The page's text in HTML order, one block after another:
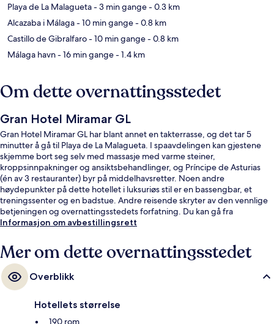
Playa de La Malagueta- 3 min gange- 0.3 km
Alcazaba i Málaga- 10 min gange- 0.8 km
Castillo de Gibralfaro- 10 min gange- 0.8 km
Málaga havn- 16 min gange- 1.4 km
Om dette overnattingsstedet
Gran Hotel Miramar GL
Gran Hotel Miramar GL har blant annet en takterrasse, og det tar 5
minutter å gå til Playa de La Malagueta. I spaavdelingen kan gjestene
skjemme bort seg selv med massasje med varme steiner,
kroppsinnpakninger og ansiktsbehandlinger, og Príncipe de Asturias
(én av 3 restauranter) byr på middelhavsretter. Noen andre
høydepunkter på dette hotellet i luksuriøs stil er en bassengbar, et
treningssenter og en badstue. Andre reisende skryter av den vennlige
betjeningen og overnattingsstedets forfatning. Du kan gå fra
overnattingsstedet til offentlig transport: La Malagueta stasjon ligger 4
Informasjon om avbestillingsrett
Mer om dette overnattingsstedet
Overblikk
Hotellets størrelse
190 rom